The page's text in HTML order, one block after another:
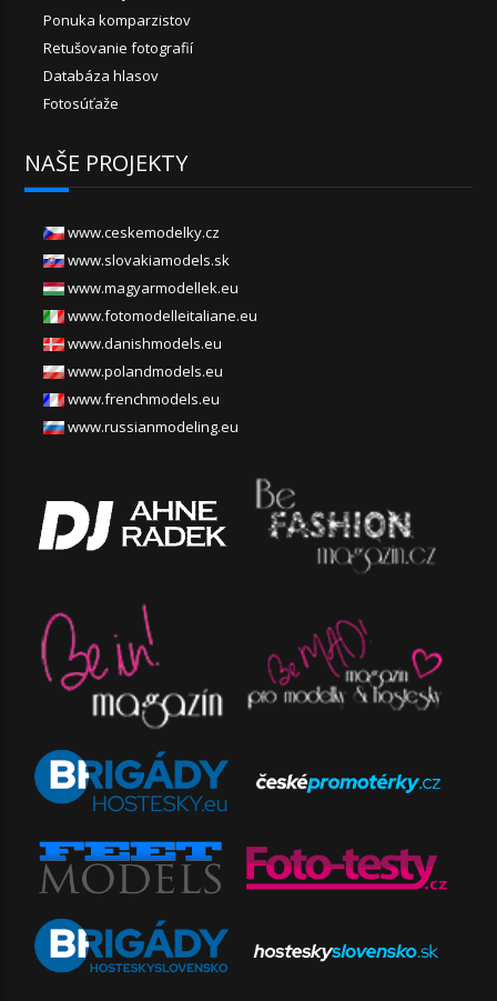
Ponuka komparzistov
Retušovanie fotografií
Databáza hlasov
Fotosúťaže
NAŠE PROJEKTY
www.ceskemodelky.cz
www.slovakiamodels.sk
www.magyarmodellek.eu
www.fotomodelleitaliane.eu
www.danishmodels.eu
www.polandmodels.eu
www.frenchmodels.eu
www.russianmodeling.eu